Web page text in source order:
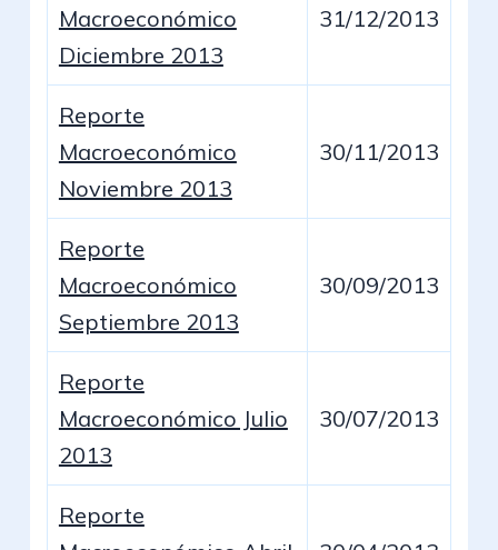
Macroeconómico
Diciembre 2013
31/12/2013
Reporte
Macroeconómico
Noviembre 2013
30/11/2013
Reporte
Macroeconómico
Septiembre 2013
30/09/2013
Reporte
Macroeconómico Julio
2013
30/07/2013
Reporte